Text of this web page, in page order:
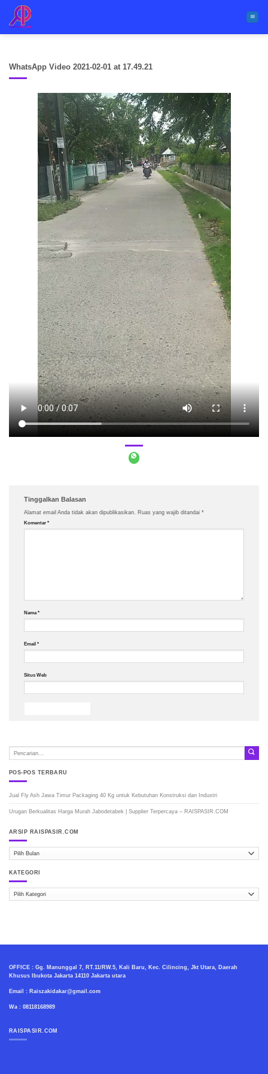
content
WhatsApp Video 2021-02-01 at 17.49.21
Tinggalkan Balasan
Alamat email Anda tidak akan dipublikasikan. Ruas yang wajib ditandai *
Komentar *
Nama*
Email *
Situs Web
POS-POS TERBARU
Jual Fly Ash Jawa Timur Packaging 40 Kg untuk Kebutuhan Konstruksi dan Industri
Urugan Berkualitas Harga Murah Jabodetabek | Supplier Terpercaya – RAISPASIR.COM
ARSIP RAISPASIR.COM
KATEGORI
OFFICE : Gg. Manunggal 7, RT.11/RW.5, Kali Baru, Kec. Cilincing, Jkt Utara, Daerah
Khusus Ibukota Jakarta 14110 Jakarta utara
Email : Raiszakidakar@gmail.com
Wa : 08118168989
RAISPASIR.COM